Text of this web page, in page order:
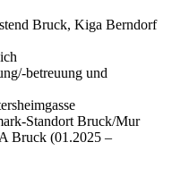
Bruck, Kiga Berndorf
betreuung und
Standort Bruck/Mur
Bruck (01.2025 –